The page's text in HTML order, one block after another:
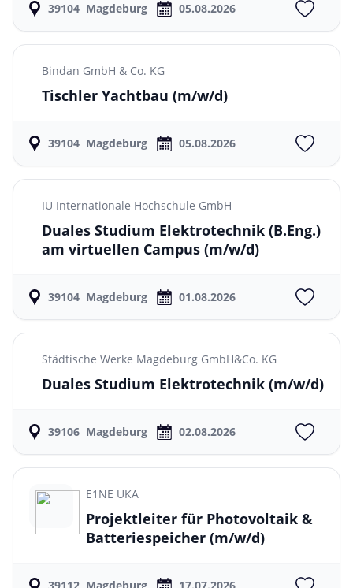
39104 Magdeburg 05.08.2026
Bindan GmbH & Co. KG
Tischler Yachtbau (m/w/d)
39104 Magdeburg 05.08.2026
IU Internationale Hochschule GmbH
Duales Studium Elektrotechnik (B.Eng.)
am virtuellen Campus (m/w/d)
39104 Magdeburg 01.08.2026
Städtische Werke Magdeburg GmbH&Co. KG
Duales Studium Elektrotechnik (m/w/d)
39106 Magdeburg 02.08.2026
E1NE UKA
Projektleiter für Photovoltaik &
Batteriespeicher (m/w/d)